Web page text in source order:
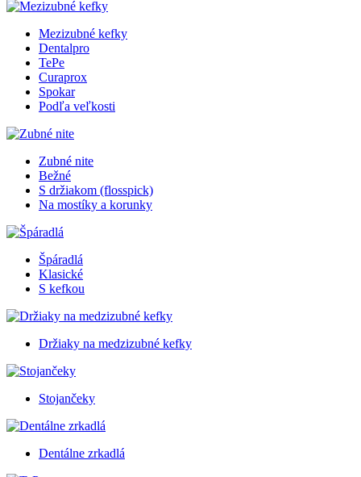
Mezizubné kefky
Dentalpro
TePe
Curaprox
Spokar
Podľa veľkosti
Zubné nite
Bežné
S držiakom (flosspick)
Na mostíky a korunky
Špáradlá
Klasické
S kefkou
Držiaky na medzizubné kefky
Stojančeky
Dentálne zrkadlá